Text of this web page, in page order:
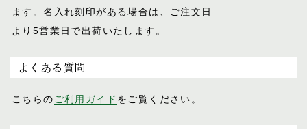
ます。名入れ刻印がある場合は、ご注文日
より5営業日で出荷いたします。
よくある質問
こちらのご利用ガイド をご覧ください。